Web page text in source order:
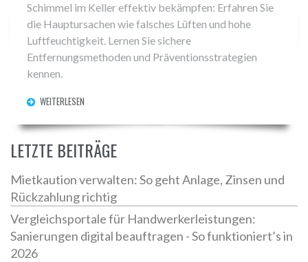
Schimmel im Keller effektiv bekämpfen: Erfahren Sie
die Hauptursachen wie falsches Lüften und hohe
Luftfeuchtigkeit. Lernen Sie sichere
Entfernungsmethoden und Präventionsstrategien
kennen.
WEITERLESEN
LETZTE BEITRÄGE
Mietkaution verwalten: So geht Anlage, Zinsen und
Rückzahlung richtig
Vergleichsportale für Handwerkerleistungen:
Sanierungen digital beauftragen - So funktioniert’s in
2026